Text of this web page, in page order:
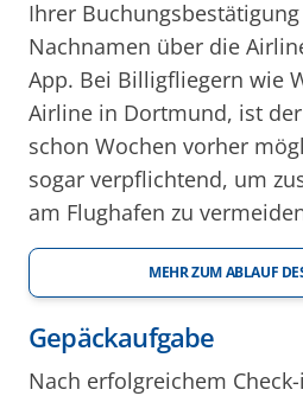
Ihrer
Nachnamen über die
App. Bei Billigfliegern wie
Airline in Dortmund, ist
schon Wochen vorher
sogar verpflichtend, um
am Flughafen zu
MEHR ZUM ABLAUF
Gepäckaufgabe
Nach erfolgreichem